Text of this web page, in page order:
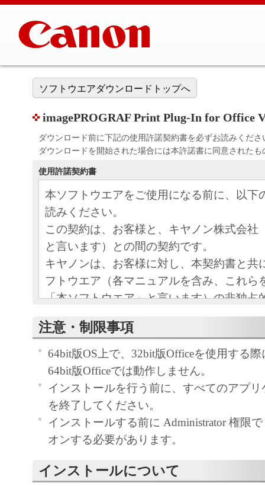
ソフトウエアダウンロードトップへ
imagePROGRAF Print Plug-In for Office
ダウンロード前に下記の使用許諾契約書を必ずお読みくださ
ダウンロードを開始された場合には本許諾書に同意された
使用許諾契約書
本ソフトウエアをご使用になる前に、以下
読みください。
この契約は、お客様と、キヤノン株式会社
と言います）との間の契約です。
キヤノンは、お客様に対し、本契約書と共
フトウエア（各マニュアルを含み、これら
「本ソフトウエア」と言います）の非独占
条項に基づき許諾し、お客様も下記条項に
ものとします。
お客様は、「本ソフトウエア」のインスト
この契約に同意したことになります。
お客様がこの契約に同意できない場合には
ストールされず、直ちに「本ソフトウエア
さい。
１．使用許諾
(1) お客様は、「本ソフトウエア」を、キ
注意・制限事項
64bit版OS上で、32bit版Officeを使用する
64bit版Officeでは動作しません。
インストールを行う前に、すべてのアプ
を終了してください。
インストールする前に Administrator 権限
オンする必要があります。
インストールについて